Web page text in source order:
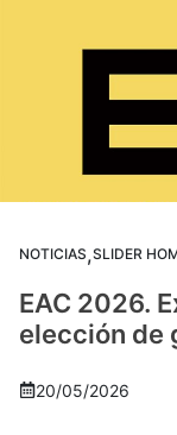
NOTICIAS,SLIDER
EAC 2026.
elección de
20/05/2026